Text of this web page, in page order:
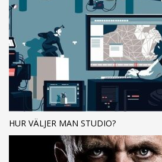
HUR VÄLJER MAN STUDIO?